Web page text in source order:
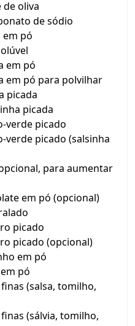
de oliva
de sódio
em pó
em pó
em pó para polvilhar
picada
picada
verde picado
verde picado (salsinha
para aumentar
em pó (opcional)
picado
picado (opcional)
em pó
pó
(salsa, tomilho,
(sálvia, tomilho,